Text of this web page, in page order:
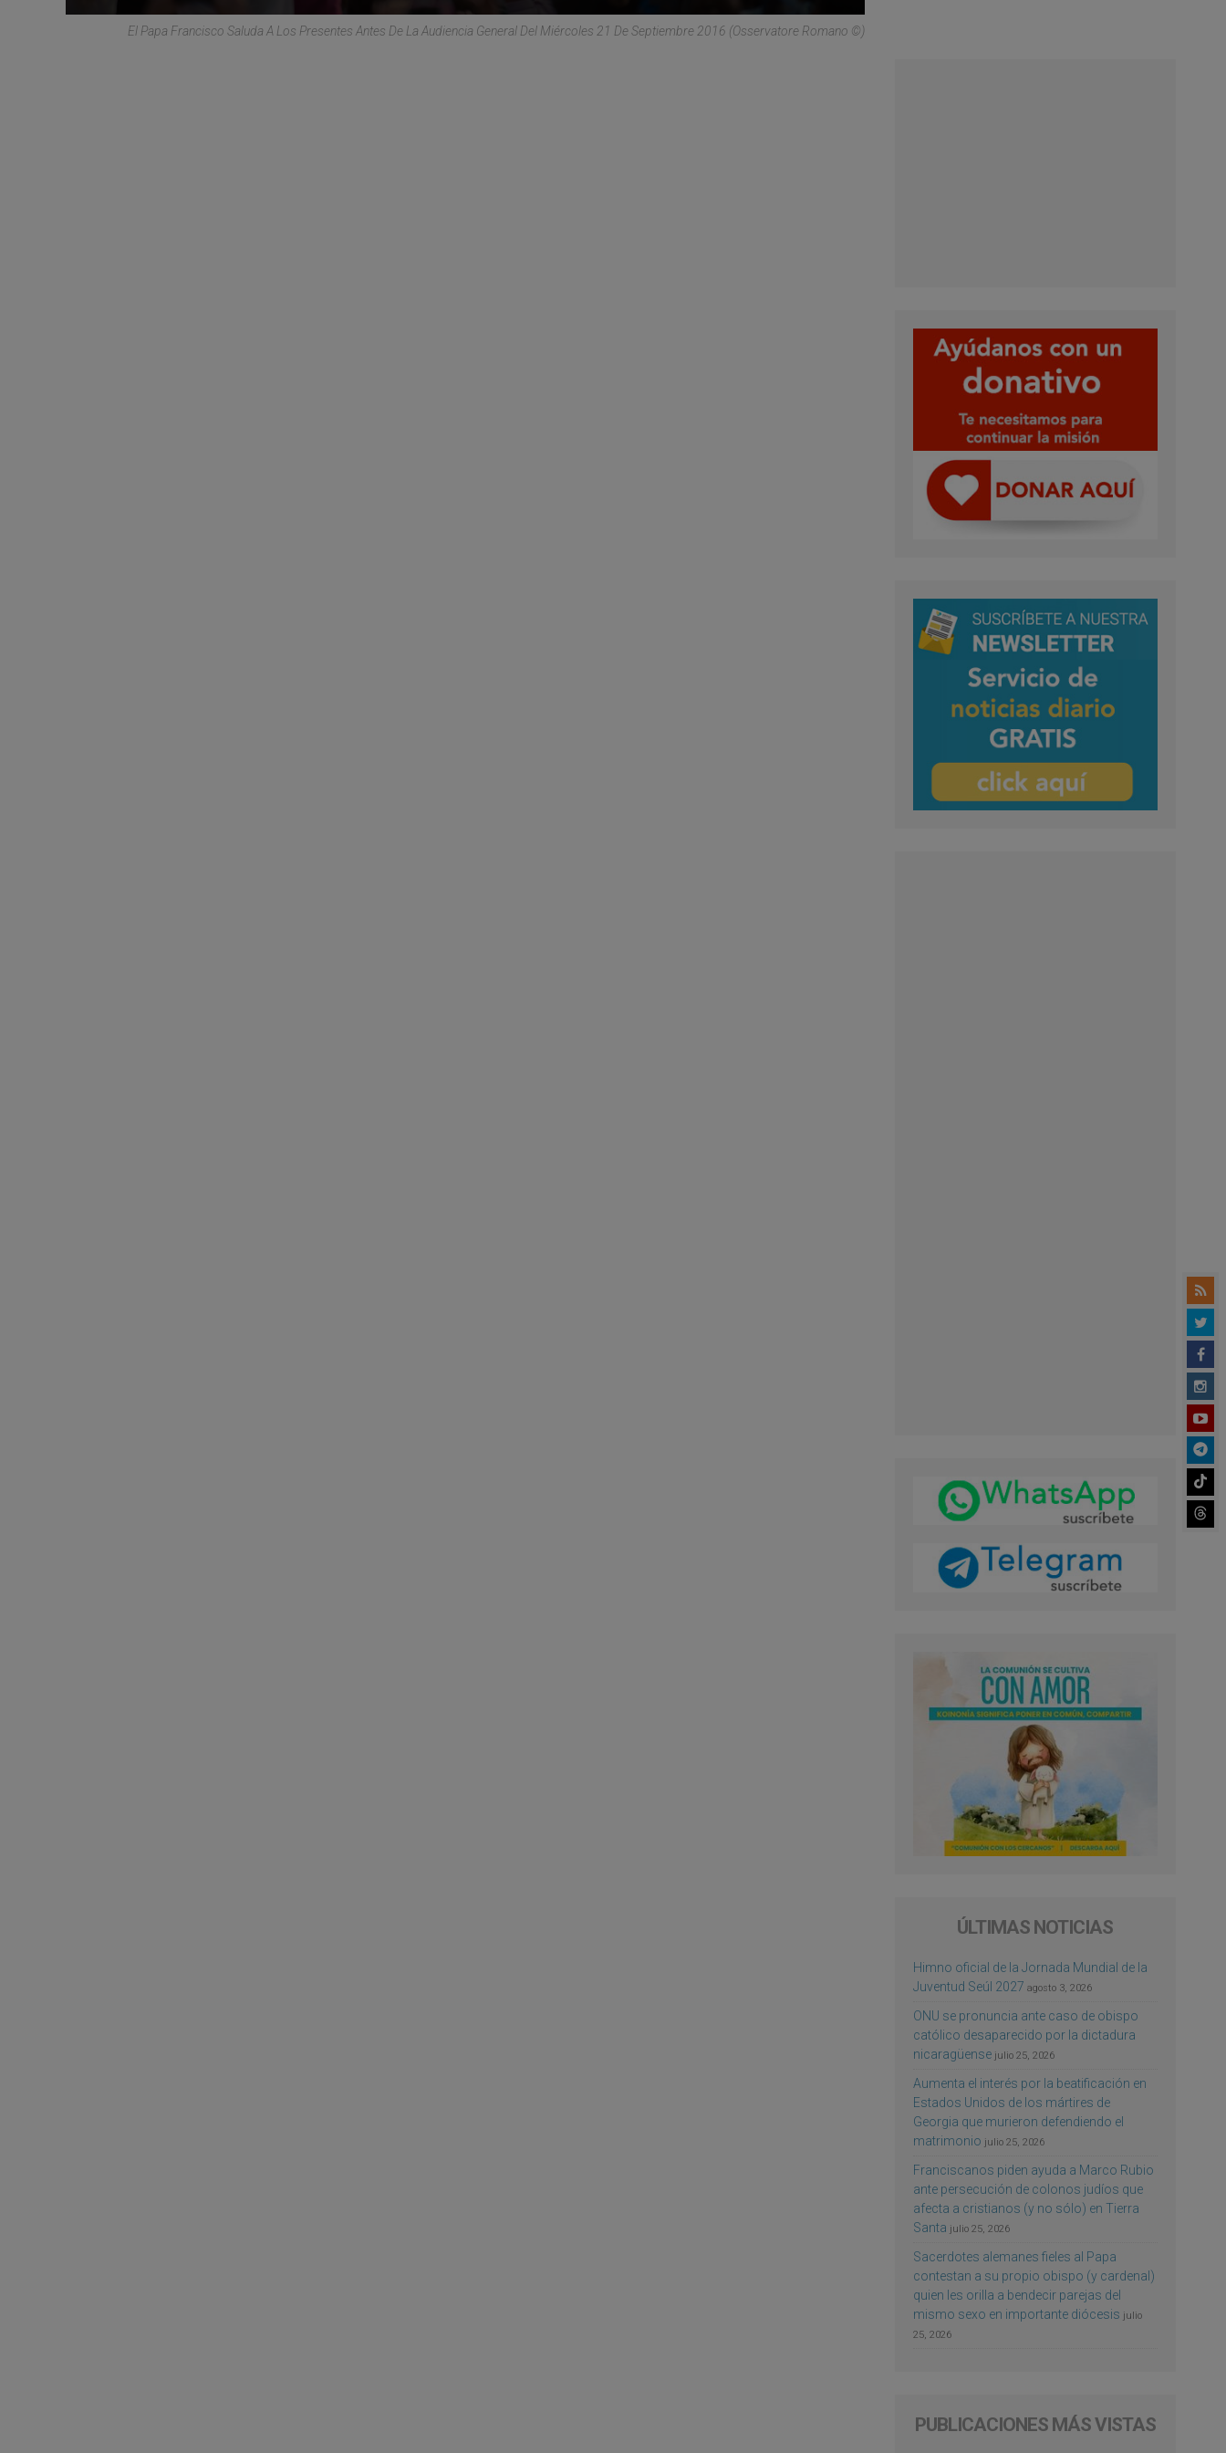
El Papa Francisco Saluda A Los Presentes Antes De La Audiencia General Del Miércoles 21 De Septiembre 2016 (Osservatore Romano ©)
ÚLTIMAS NOTICIAS
Himno oficial de la Jornada Mundial de la
Juventud Seúl 2027 agosto 3, 2026
ONU se pronuncia ante caso de obispo
católico desaparecido por la dictadura
nicaragüense julio 25, 2026
Aumenta el interés por la beatificación en
Estados Unidos de los mártires de
Georgia que murieron defendiendo el
matrimonio julio 25, 2026
Franciscanos piden ayuda a Marco Rubio
ante persecución de colonos judíos que
afecta a cristianos (y no sólo) en Tierra
Santa julio 25, 2026
Sacerdotes alemanes fieles al Papa
contestan a su propio obispo (y cardenal)
quien les orilla a bendecir parejas del
mismo sexo en importante diócesis julio
25, 2026
PUBLICACIONES MÁS VISTAS